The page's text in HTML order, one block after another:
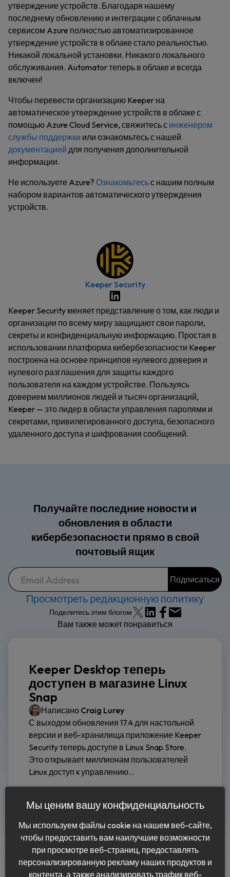
утверждение устройств. Благодаря нашему
последнему обновлению и интеграции с облачным
сервисом Azure полностью автоматизированное
утверждение устройств в облаке стало реальностью.
Никакой локальной установки. Никакого локального
обслуживания. Automator теперь в облаке и всегда
включен!
Чтобы перевести организацию Keeper на
автоматическое утверждение устройств в облаке с
помощью Azure Cloud Service, свяжитесь с инженером
службы поддержки или ознакомьтесь с нашей
документацией для получения дополнительной
информации.
Не используете Azure? Ознакомьтесьс нашим полным
набором вариантов автоматического утверждения
устройств.
Keeper Security
Keeper Security меняет представление о том, как люди и
организации по всему миру защищают свои пароли,
секреты и конфиденциальную информацию. Простая в
использовании платформа кибербезопасности Keeper
построена на основе принципов нулевого доверия и
нулевого разглашения для защиты каждого
пользователя на каждом устройстве. Пользуясь
доверием миллионов людей и тысяч организаций,
Keeper — это лидер в области управления паролями и
секретами, привилегированного доступа, безопасного
удаленного доступа и шифрования сообщений.
Получайте последние новости и
обновления в области
кибербезопасности прямо в свой
почтовый ящик
Просмотреть редакционную политику
Поделитесь этим блогом
Вам также может понравиться
Keeper Desktop теперь
доступен в магазине Linux
Snap
Написано Craig Lurey
С выходом обновления 17.4 для настольной
версии и веб-хранилища приложение Keeper
Security теперь доступе в Linux Snap Store.
Это открывает миллионам пользователей
Linux доступ к управлению...
Читать дальше
Мы ценим вашу конфиденциальность
Мы используем файлы cookie на нашем веб-сайте,
чтобы предоставить вам наилучшие возможности
при просмотре веб-страниц, предоставлять
персонализированную рекламу наших продуктов и
контента, а также анализировать трафик веб-